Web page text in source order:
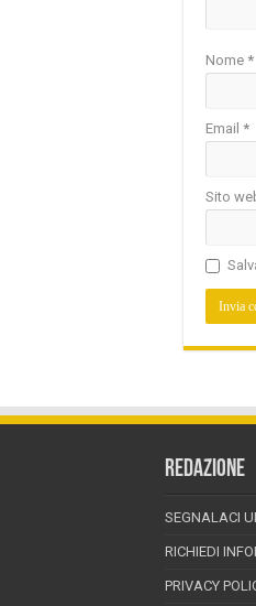
Nome *
Email *
Sito
REDAZIONE
SEGNALACI
RICHIEDI
PRIVACY